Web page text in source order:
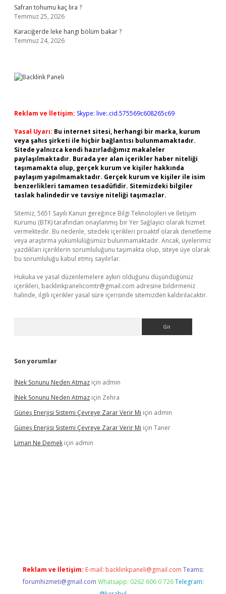
Safran tohumu kaç lira ?
Temmuz 25, 2026
Karaciğerde leke hangi bölüm bakar ?
Temmuz 24, 2026
Reklam ve İletişim: Skype: live:.cid.575569c608265c69
Yasal Uyarı: Bu internet sitesi, herhangi bir marka, kurum
veya şahıs şirketi ile hiçbir bağlantısı bulunmamaktadır.
Sitede yalnızca kendi hazırladığımız makaleler
paylaşılmaktadır. Burada yer alan içerikler haber niteliği
taşımamakta olup, gerçek kurum ve kişiler hakkında
paylaşım yapılmamaktadır. Gerçek kurum ve kişiler ile isim
benzerlikleri tamamen tesadüfidir. Sitemizdeki bilgiler
taslak halindedir ve tavsiye niteliği taşımazlar.
Sitemiz, 5651 Sayılı Kanun gereğince Bilgi Teknolojileri ve İletişim
Kurumu (BTK) tarafından onaylanmış bir Yer Sağlayıcı olarak hizmet
vermektedir. Bu nedenle, sitedeki içerikleri proaktif olarak denetleme
veya araştırma yükümlülüğümüz bulunmamaktadır. Ancak, üyelerimiz
yazdıkları içeriklerin sorumluluğunu taşımakta olup, siteye üye olarak
bu sorumluluğu kabul etmiş sayılırlar.
Hukuka ve yasal düzenlemelere aykırı olduğunu düşündüğünüz
içerikleri, backlinkpanelicomtr@gmail.com adresine bildirmeniz
halinde, ilgili içerikler yasal süre içerisinde sitemizden kaldırılacaktır.
Son yorumlar
İNek Sonunu Neden Atmaz için admin
İNek Sonunu Neden Atmaz için Zehra
Güneş Enerjisi Sistemi Çevreye Zarar Verir Mi için admin
Güneş Enerjisi Sistemi Çevreye Zarar Verir Mi için Taner
Liman Ne Demek için admin
Reklam ve İletişim: E-mail: backlinkpaneli@gmail.com Teams:
forumhizmeti@gmail.com Whatsapp: 0262 606 0 726 Telegram: